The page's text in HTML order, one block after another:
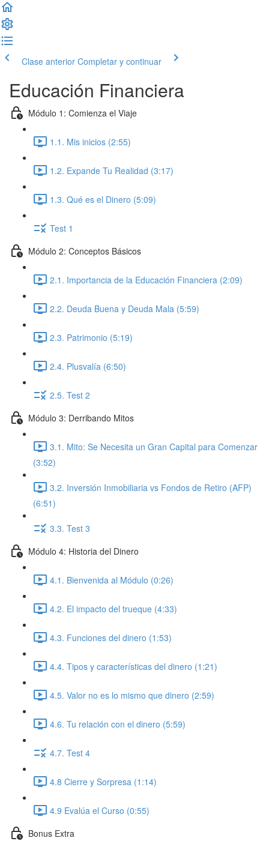
Clase anterior Completar y continuar
Educación Financiera
Módulo 1: Comienza el Viaje
1.1. Mis inicios (2:55)
1.2. Expande Tu Realidad (3:17)
1.3. Qué es el Dinero (5:09)
Test 1
Módulo 2: Conceptos Básicos
2.1. Importancia de la Educación Financiera (2:09)
2.2. Deuda Buena y Deuda Mala (5:59)
2.3. Patrimonio (5:19)
2.4. Plusvalía (6:50)
2.5. Test 2
Módulo 3: Derribando Mitos
3.1. Mito: Se Necesita un Gran Capital para Comenzar
(3:52)
3.2. Inversión Inmobiliaria vs Fondos de Retiro (AFP)
(6:51)
3.3. Test 3
Módulo 4: Historia del Dinero
4.1. Bienvenida al Módulo (0:26)
4.2. El impacto del trueque (4:33)
4.3. Funciones del dinero (1:53)
4.4. Tipos y características del dinero (1:21)
4.5. Valor no es lo mismo que dinero (2:59)
4.6. Tu relación con el dinero (5:59)
4.7. Test 4
4.8 Cierre y Sorpresa (1:14)
4.9 Evalúa el Curso (0:55)
Bonus Extra